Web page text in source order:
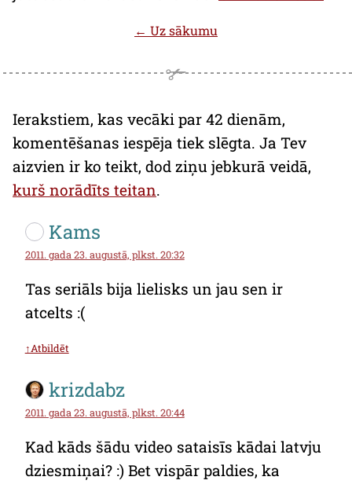
← Uz sākumu
Ierakstiem, kas vecāki par 42 dienām,
komentēšanas iespēja tiek slēgta. Ja Tev
aizvien ir ko teikt, dod ziņu jebkurā veidā,
kurš norādīts teitan.
Kams
2011. gada 23. augustā, plkst. 20:32
Tas seriāls bija lielisks un jau sen ir
atcelts :(
↑Atbildēt
krizdabz
2011. gada 23. augustā, plkst. 20:44
Kad kāds šādu video sataisīs kādai latvju
dziesmiņai? :) Bet vispār paldies, ka